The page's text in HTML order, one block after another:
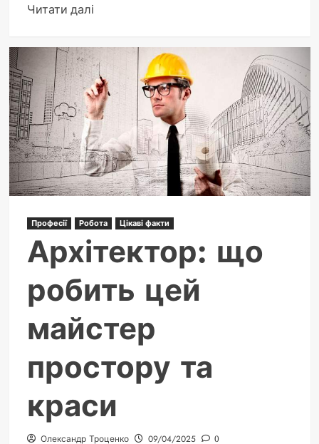
Читати даліДокладніше
Коворкінг:
що
це
і
як
він
працює
Професії Робота Цікаві факти
Архітектор: що
робить цей
майстер
простору та
краси
Олександр Троценко 09/04/2025 0